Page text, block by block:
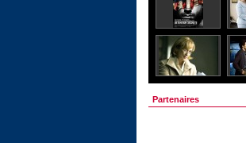
Partenaires